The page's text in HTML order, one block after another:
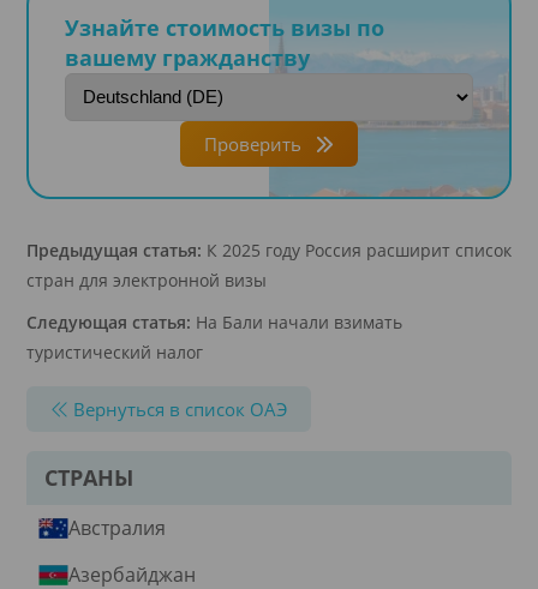
Узнайте стоимость визы по
вашему гражданству
Проверить
Предыдущая статья: К 2025 году Россия расширит список
стран для электронной визы
Следующая статья: На Бали начали взимать
туристический налог
Вернуться в список ОАЭ
СТРАНЫ
Австралия
Азербайджан